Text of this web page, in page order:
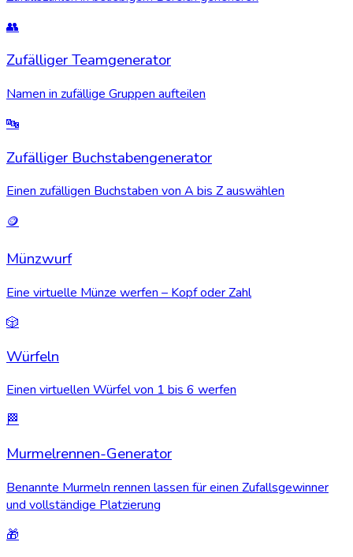
👥
Zufälliger Teamgenerator
Namen in zufällige Gruppen aufteilen
🔤
Zufälliger Buchstabengenerator
Einen zufälligen Buchstaben von A bis Z auswählen
🪙
Münzwurf
Eine virtuelle Münze werfen – Kopf oder Zahl
🎲
Würfeln
Einen virtuellen Würfel von 1 bis 6 werfen
🏁
Murmelrennen-Generator
Benannte Murmeln rennen lassen für einen Zufallsgewinner
und vollständige Platzierung
🎁